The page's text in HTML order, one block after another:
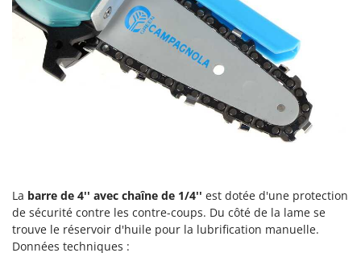
Plumeuses
Pompes d'irrigation à tracteur
Pompes de transfert
Pompes immergées électriques
Presses à pellets
Pressoirs à fruits
Pressoirs à Raisin
GeoTech
GeoTech Pro
Gierre
Gre
GreenBay
Greenworks
La barre de 4'' avec chaîne de 1/4'' est dotée d'une protection
de sécurité contre les contre-coups. Du côté de la lame se
trouve le réservoir d'huile pour la lubrification manuelle.
Données techniques :